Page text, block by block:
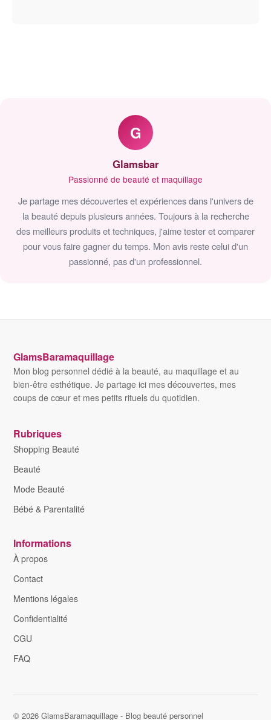
G
Glamsbar
Passionné de beauté et maquillage
Je partage mes découvertes et expériences dans l'univers de
la beauté depuis plusieurs années. Toujours à la recherche
des meilleurs produits et techniques, j'aime tester et comparer
pour vous faire gagner du temps. Mon avis reste celui d'un
passionné, pas d'un professionnel.
GlamsBaramaquillage
Mon blog personnel dédié à la beauté, au maquillage et au
bien-être esthétique. Je partage ici mes découvertes, mes
coups de cœur et mes petits rituels du quotidien.
Rubriques
Shopping Beauté
Beauté
Mode Beauté
Bébé & Parentalité
Informations
À propos
Contact
Mentions légales
Confidentialité
CGU
FAQ
© 2026 GlamsBaramaquillage - Blog beauté personnel